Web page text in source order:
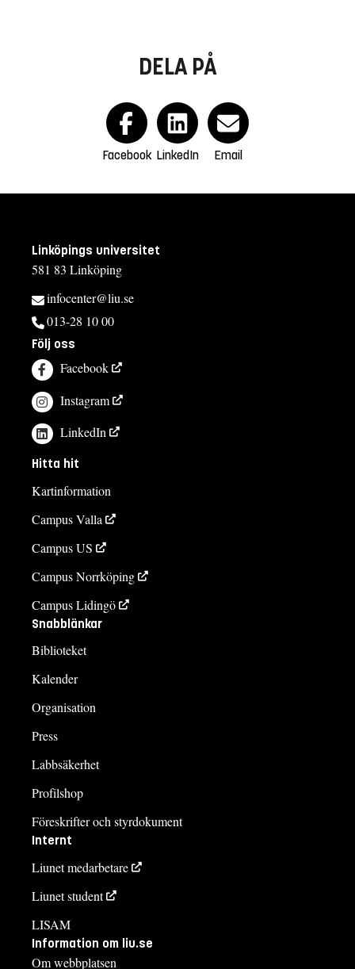
DELA PÅ
Facebook LinkedIn Email
Linköpings universitet
581 83 Linköping
infocenter@liu.se
013-28 10 00
Följ oss
Facebook
Instagram
LinkedIn
Hitta hit
Kartinformation
Campus Valla
Campus US
Campus Norrköping
Campus Lidingö
Snabblänkar
Biblioteket
Kalender
Organisation
Press
Labbsäkerhet
Profilshop
Föreskrifter och styrdokument
Internt
Liunet medarbetare
Liunet student
LISAM
Information om liu.se
Om webbplatsen